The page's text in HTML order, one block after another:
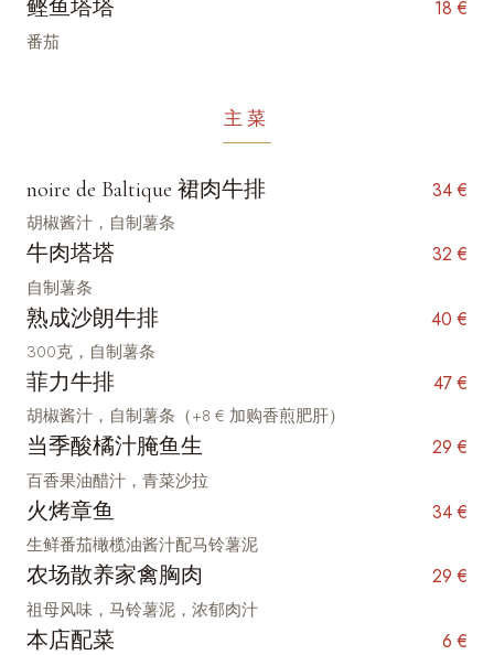
鲣鱼塔塔 18 €
番茄
主菜
noire de Baltique 裙肉牛排 34 €
胡椒酱汁，自制薯条
牛肉塔塔 32 €
自制薯条
熟成沙朗牛排 40 €
300克，自制薯条
菲力牛排 47 €
胡椒酱汁，自制薯条（+8 € 加购香煎肥肝）
当季酸橘汁腌鱼生 29 €
百香果油醋汁，青菜沙拉
火烤章鱼 34 €
生鲜番茄橄榄油酱汁配马铃薯泥
农场散养家禽胸肉 29 €
祖母风味，马铃薯泥，浓郁肉汁
本店配菜 6 €